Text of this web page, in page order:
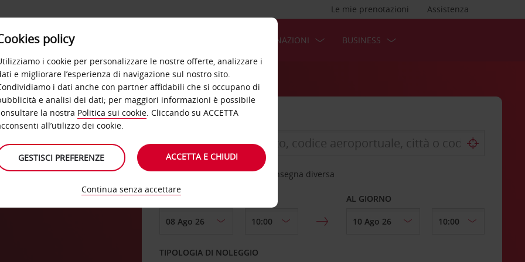
Assistenza
Le mie prenotazioni
OFFERTE DESTINAZIONI BUSINESS
Scegli una località di riconsegna diversa
DAL GIORNO AL GIORNO
TIPOLOGIA DI NOLEGGIO
policy
i cookie per personalizzare le nostre offerte, analizzare i
e migliorare l’esperienza di navigazione sul nostro sito.
i dati anche con partner affidabili che si occupano di
e analisi dei dati; per maggiori informazioni è possibile
la nostra Politica sui cookie. Cliccando su ACCETTA
all’utilizzo dei cookie.
GESTISCI PREFERENZE ACCETTA E CHIUDI
Continua senza accettare